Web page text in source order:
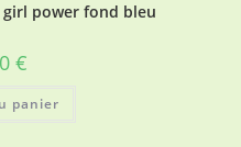
girl power fond bleu
€
panier